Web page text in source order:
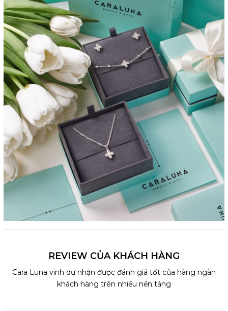
REVIEW CỦA KHÁCH HÀNG
Cara Luna vinh dự nhận được đánh giá tốt của hàng ngàn
khách hàng trên nhiều nền tảng